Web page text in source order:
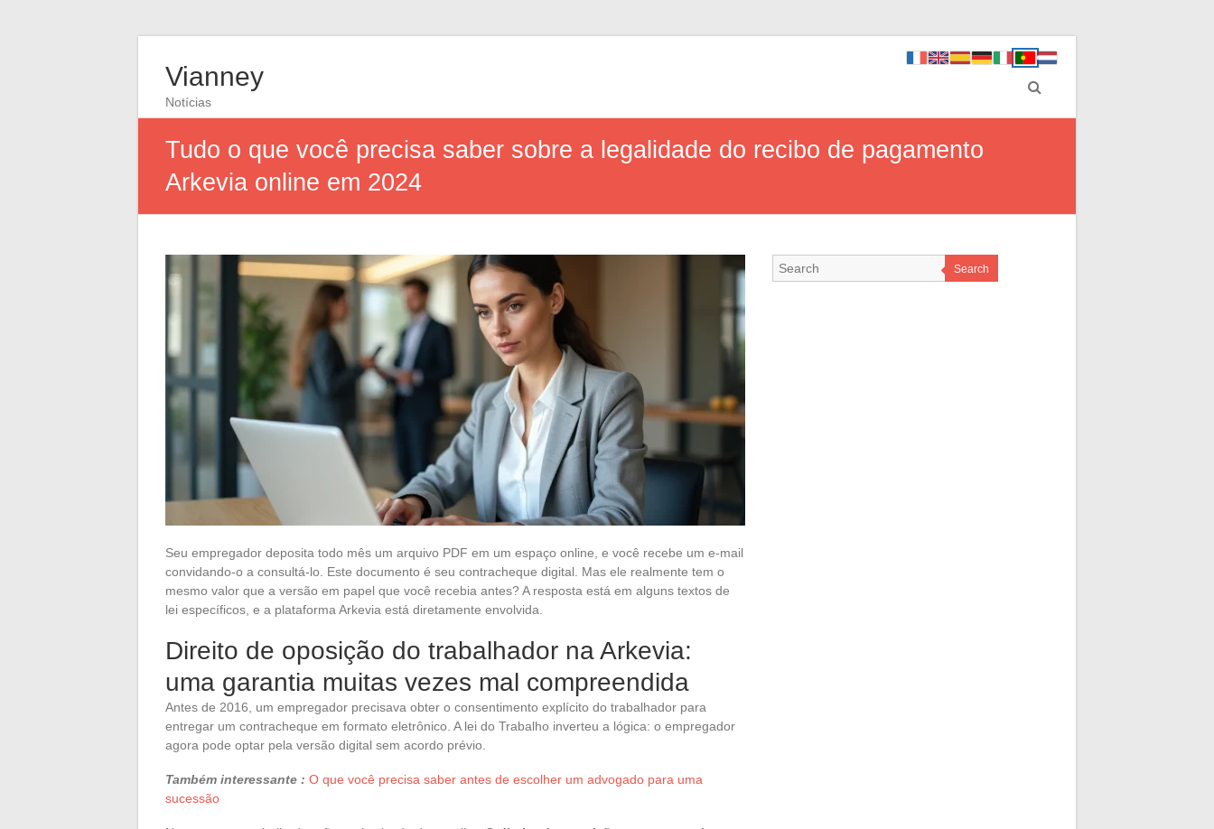
Vianney
Notícias
Tudo o que você precisa saber sobre a legalidade do recibo de pagamento
Arkevia online em 2024
Seu empregador deposita todo mês um arquivo PDF em um espaço online, e você recebe um e-mail
convidando-o a consultá-lo. Este documento é seu contracheque digital. Mas ele realmente tem o
mesmo valor que a versão em papel que você recebia antes? A resposta está em alguns textos de
lei específicos, e a plataforma Arkevia está diretamente envolvida.
Direito de oposição do trabalhador na Arkevia:
uma garantia muitas vezes mal compreendida
Antes de 2016, um empregador precisava obter o consentimento explícito do trabalhador para
entregar um contracheque em formato eletrônico. A lei do Trabalho inverteu a lógica: o empregador
agora pode optar pela versão digital sem acordo prévio.
Também interessante : O que você precisa saber antes de escolher um advogado para uma
sucessão
Search